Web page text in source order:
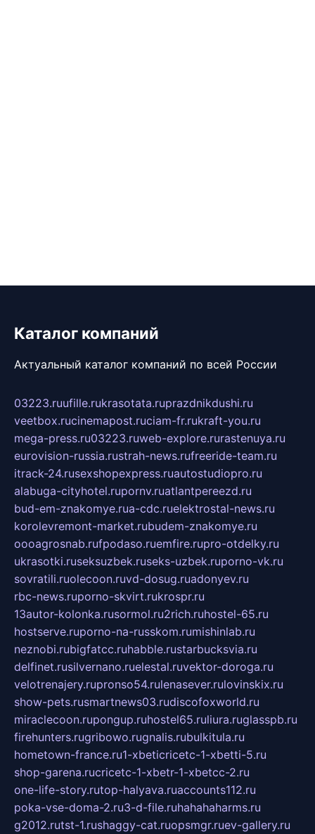
Каталог компаний
Актуальный каталог компаний по всей России
03223.ruufille.rukrasotata.ruprazdnikdushi.ru
veetbox.rucinemapost.ruciam-fr.rukraft-you.ru
mega-press.ru03223.ruweb-explore.rurastenuya.ru
eurovision-russia.rustrah-news.rufreeride-team.ru
itrack-24.rusexshopexpress.ruautostudiopro.ru
alabuga-cityhotel.rupornv.ruatlantpereezd.ru
bud-em-znakomye.rua-cdc.ruelektrostal-news.ru
korolevremont-market.rubudem-znakomye.ru
oooagrosnab.rufpodaso.ruemfire.rupro-otdelky.ru
ukrasotki.ruseksuzbek.ruseks-uzbek.ruporno-vk.ru
sovratili.ruolecoon.ruvd-dosug.ruadonyev.ru
rbc-news.ruporno-skvirt.rukrospr.ru
13autor-kolonka.rusormol.ru2rich.ruhostel-65.ru
hostserve.ruporno-na-russkom.rumishinlab.ru
neznobi.rubigfatcc.ruhabble.rustarbucksvia.ru
delfinet.rusilvernano.ruelestal.ruvektor-doroga.ru
velotrenajery.rupronso54.rulenasever.rulovinskix.ru
show-pets.rusmartnews03.rudiscofoxworld.ru
miraclecoon.rupongup.ruhostel65.ruliura.ruglasspb.ru
firehunters.rugribowo.rugnalis.rubulkitula.ru
hometown-france.ru1-xbeticricetc-1-xbetti-5.ru
shop-garena.rucricetc-1-xbetr-1-xbetcc-2.ru
one-life-story.rutop-halyava.ruaccounts112.ru
poka-vse-doma-2.ru3-d-file.ruhahahaharms.ru
g2012.rutst-1.rushaggy-cat.ruopsmgr.ruev-gallery.ru